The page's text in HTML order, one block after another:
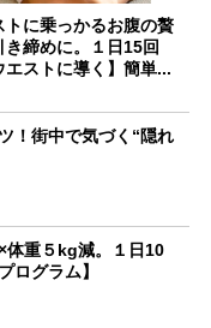
トに乗っかるお腹の贅
き締めに。１日15回
エストに導く】簡単...
！街中で気づく“隠れ
体重５kg減。１日10
ログラム】